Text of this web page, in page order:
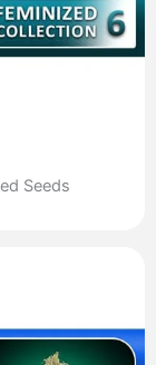
Seeds